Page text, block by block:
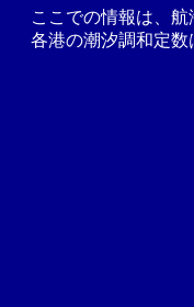
ここでの情報は、
各港の潮汐調和定